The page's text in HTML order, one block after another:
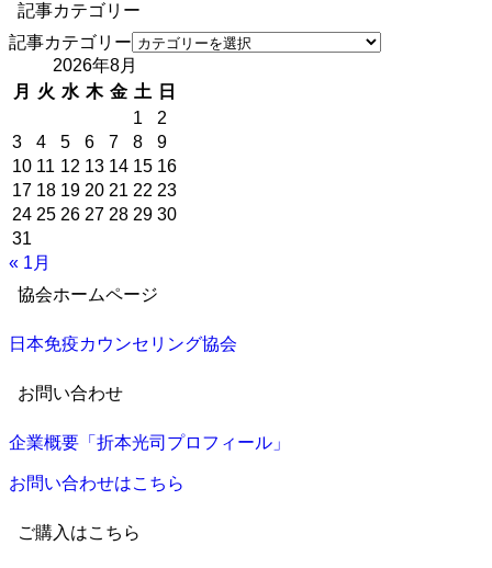
記事カテゴリー
記事カテゴリー
2026年8月
月
火 水 木 金 土
日
1
2
3
4 5 6 7 8
9
10 11 12 13 14 15 16
17 18 19 20 21 22 23
24 25 26 27 28 29 30
31
« 1月
協会ホームページ
日本免疫カウンセリング協会
お問い合わせ
企業概要「折本光司プロフィール」
お問い合わせはこちら
ご購入はこちら